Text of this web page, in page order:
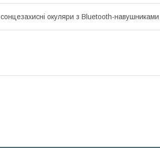
сонцезахисні окуляри з Bluetooth-навушниками